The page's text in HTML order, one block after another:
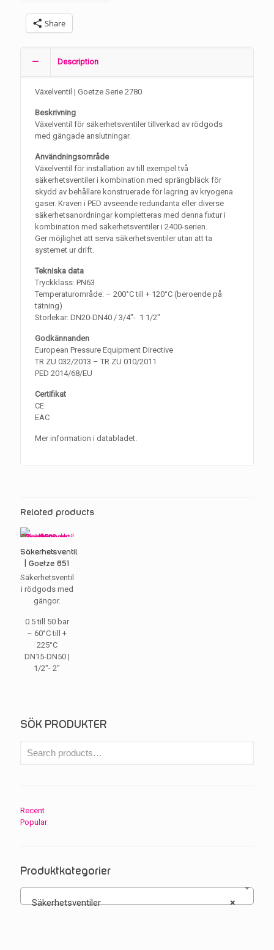
Share
Description
Växelventil | Goetze Serie 2780
Beskrivning
Växelventil för säkerhetsventiler tillverkad av rödgods
med gängade anslutningar.
Användningsområde
Växelventil för installation av till exempel två
säkerhetsventiler i kombination med sprängbläck för
skydd av behållare konstruerade för lagring av kryogena
gaser. Kraven i PED avseende redundanta eller diverse
säkerhetsanordningar kompletteras med denna fixtur i
kombination med säkerhetsventiler i 2400-serien.
Ger möjlighet att serva säkerhetsventiler utan att ta
systemet ur drift.
Tekniska data
Tryckklass: PN63
Temperaturområde: – 200°C till + 120°C (beroende på
tätning)
Storlekar: DN20-DN40 / 3/4″- 1 1/2″
Godkännanden
European Pressure Equipment Directive
TR ZU 032/2013 – TR ZU 010/2011
PED 2014/68/EU
Certifikat
CE
EAC
Mer information i databladet.
Related products
Säkerhetsventil
| Goetze 851
Säkerhetsventil
i rödgods med
gängor.
0.5 till 50 bar
– 60°C till +
225°C
DN15-DN50 |
1/2″- 2″
SÖK PRODUKTER
Recent
Popular
Produktkategorier
×
Säkerhetsventiler